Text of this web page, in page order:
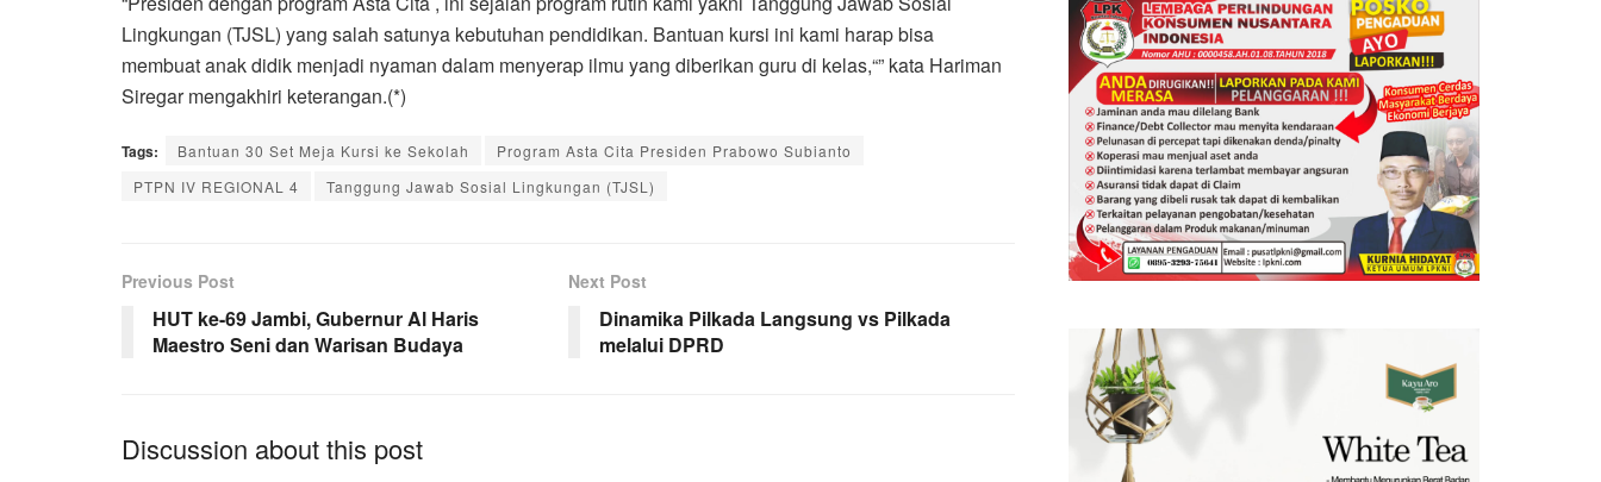
Lingkungan (TJSL) yang salah satunya kebutuhan pendidikan. Bantuan kursi ini kami harap bisa
membuat anak didik menjadi nyaman dalam menyerap ilmu yang diberikan guru di kelas,“” kata Hariman
Siregar mengakhiri keterangan.(*)
Tags: Bantuan 30 Set Meja Kursi ke Sekolah
Program Asta Cita Presiden Prabowo Subianto
PTPN IV REGIONAL 4
Tanggung Jawab Sosial Lingkungan (TJSL)
Previous Post
HUT ke-69 Jambi, Gubernur Al Haris
Maestro Seni dan Warisan Budaya
Next Post
Dinamika Pilkada Langsung vs Pilkada
melalui DPRD
Discussion about this post